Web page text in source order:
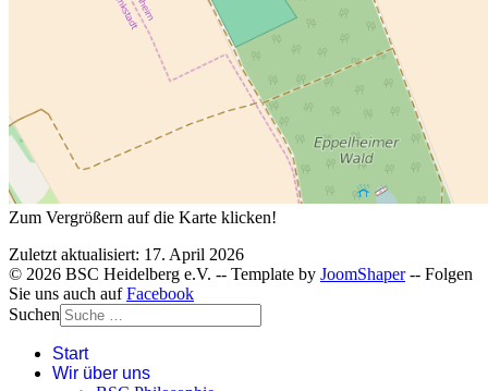
Zum Vergrößern auf die Karte klicken!
Zuletzt aktualisiert: 17. April 2026
© 2026 BSC Heidelberg e.V. -- Template by JoomShaper-- Folgen
Sie uns auch aufFacebook
Suchen
Start
Wir über uns